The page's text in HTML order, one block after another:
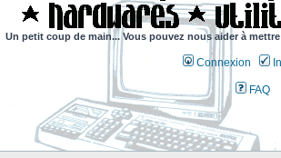
Un petit coup de main... Vous pouvez nous aider à
Connexion
FAQ